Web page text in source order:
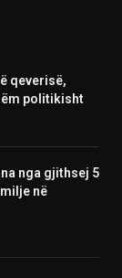
qeverisë,
politikisht
nga gjithsej 5
në